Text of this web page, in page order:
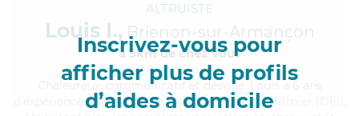
Inscrivez-vous pour
afficher plus de profils
d’aides à domicile
ALTRUISTE
Louis I., Brienon-sur-Armançon
à 5km de chez Vous
, communicatif et dévoué, Louis a 6 ans
d'expérience et possède un diplôme d'Etat d'infirmier (DEI).